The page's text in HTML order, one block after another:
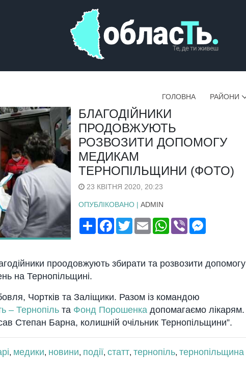
ГОЛОВНА РАЙОНИ
БЛАГОДІЙНИКИ
ПРОДОВЖУЮТЬ
РОЗВОЗИТИ ДОПОМОГУ
МЕДИКАМ
ТЕРНОПІЛЬЩИНИ (ФОТО)
23 КВІТНЯ 2020, 20:23
ОПУБЛІКОВАНО | ADMIN
ПоширитиFacebook
TwitterEmail WhatsApp
Viber
проодовжують збирати та розвозити допомогу
на Тернопільщині.
Чортків та Заліщики. Разом із командою
– Тернопіль та Фонд Порошенка допомагаємо лікарям.
Степан Барна, колишній очільник Тернопільщини”.
, медики, новини, події, статт, тернопіль, тернопільщина